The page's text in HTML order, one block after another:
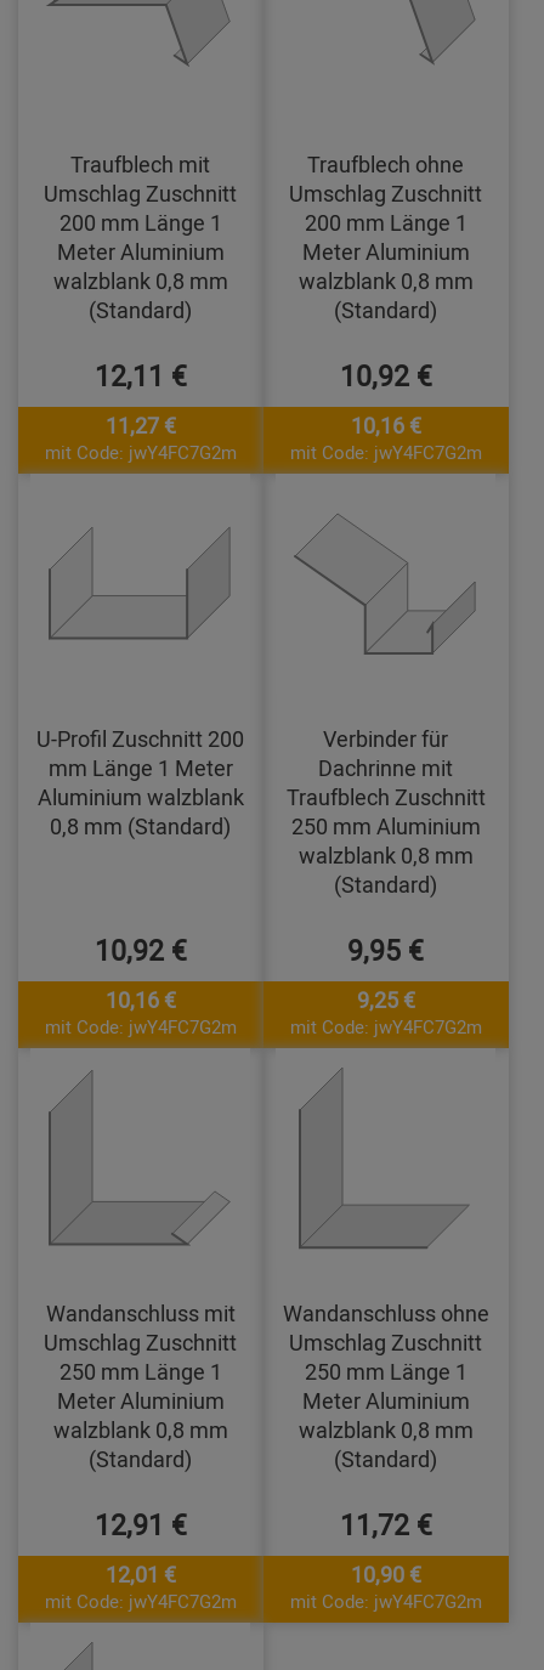
Traufblech mit
Umschlag Zuschnitt
200 mm Länge 1
Meter Aluminium
walzblank 0,8 mm
(Standard)
12,11 €
11,27 €
mit Code: jwY4FC7G2m
Traufblech ohne
Umschlag Zuschnitt
200 mm Länge 1
Meter Aluminium
walzblank 0,8 mm
(Standard)
10,92 €
10,16 €
mit Code: jwY4FC7G2m
U-Profil Zuschnitt 200
mm Länge 1 Meter
Aluminium walzblank
0,8 mm (Standard)
10,92 €
10,16 €
mit Code: jwY4FC7G2m
Verbinder für
Dachrinne mit
Traufblech Zuschnitt
250 mm Aluminium
walzblank 0,8 mm
(Standard)
9,95 €
9,25 €
mit Code: jwY4FC7G2m
Wandanschluss mit
Umschlag Zuschnitt
250 mm Länge 1
Meter Aluminium
walzblank 0,8 mm
(Standard)
12,91 €
12,01 €
mit Code: jwY4FC7G2m
Wandanschluss ohne
Umschlag Zuschnitt
250 mm Länge 1
Meter Aluminium
walzblank 0,8 mm
(Standard)
11,72 €
10,90 €
mit Code: jwY4FC7G2m